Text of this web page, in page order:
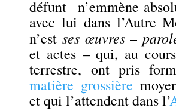
défunt n’emmène
avec lui dans l’Autre
n’estses œuvres–
et actes – qui, au
terrestre, ont pris
matière grossière
et qui l’attendent dans l’